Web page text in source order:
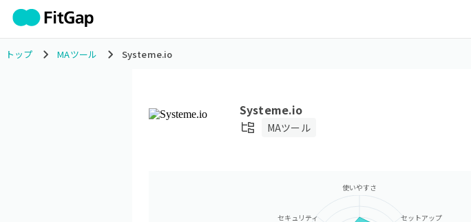
トップ MAツール Systeme.io
Systeme.io
MAツール
使いやすさ
セットアップ
セキュリティ